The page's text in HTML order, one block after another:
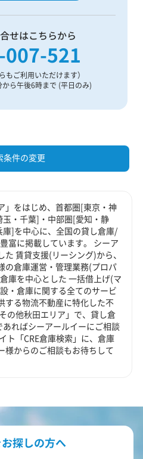
せはこちらから
521
もご利用いただけます）
ら午後6時まで (平日のみ)
条件の変更
」をはじめ、首都圏[東京・神
・千葉]・中部圏[愛知・静
]を中心に、全国の貸し倉庫/
富に掲載しています。 シーア
賃貸支援(リーシング)から、
の倉庫運営・管理業務(プロパ
庫を中心とした 一括借上げ(マ
・倉庫に関する全てのサービ
する物流不動産に特化した不
の他秋田エリア」で、貸し倉
ればシーアールイーにご相談
ト「CRE倉庫検索」に、倉庫
様からのご相談もお待ちして
探しの方へ